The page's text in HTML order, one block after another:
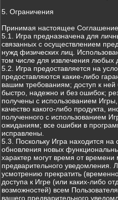
5. Ограничения
Принимая настоящее
5.1. Игра предназначена для
связанных с осуществлением
нужд физических лиц.
том числе для извлечения любых
5.2. Игра предоставляется на
предоставляются какие-либо
вашим требованиям; доступ к ней
быстро, надежно и без ошибок;
получены с использованием
качество какого-либо продукта,
полученного с использованием
ожиданиям; все ошибки в
исправлены.
5.3. Поскольку Игра находится на
обновления новых
характер могут время от времени
предварительного уведомления.
усмотрению прекратить
доступа к Игре (или каких-либо
возможностей) всем
вашего предварительного